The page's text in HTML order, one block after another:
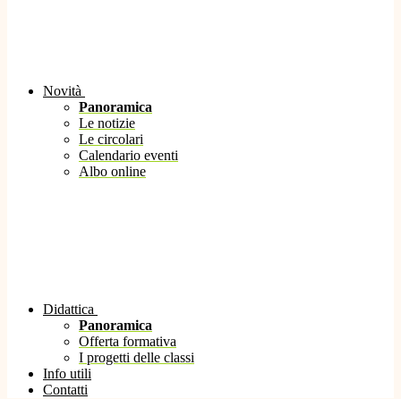
Novità
Panoramica
Le notizie
Le circolari
Calendario eventi
Albo online
Didattica
Panoramica
Offerta formativa
I progetti delle classi
Info utili
Contatti